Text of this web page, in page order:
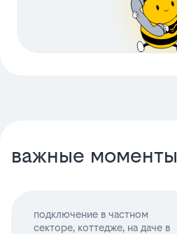
важные моменты
подключение в частном
секторе, коттедже, на даче в